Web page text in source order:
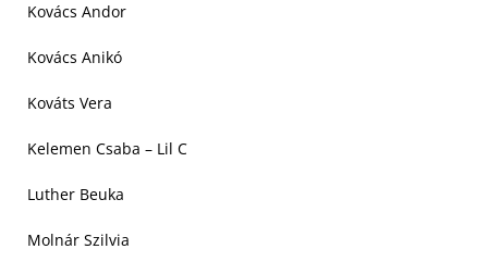
Kovács Andor
Kovács Anikó
Kováts Vera
Kelemen Csaba – Lil C
Luther Beuka
Molnár Szilvia